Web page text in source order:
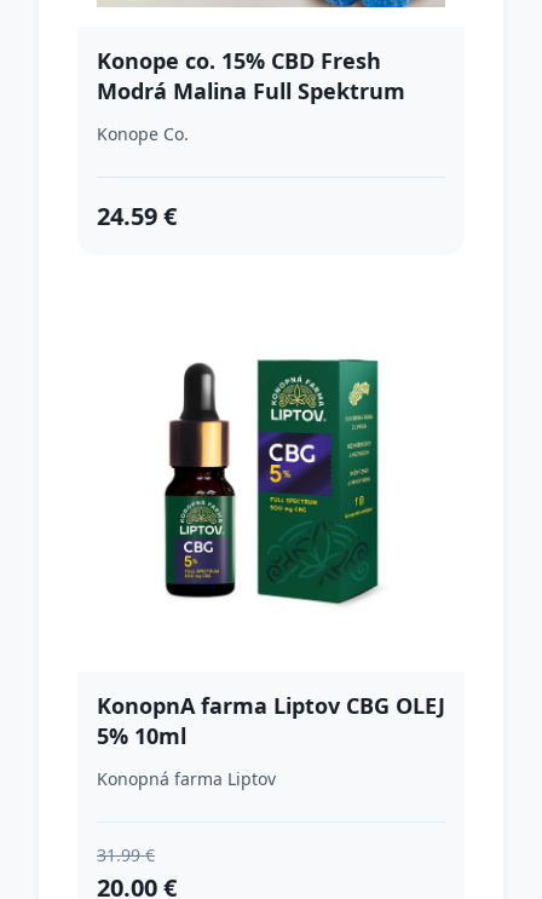
Konope co. 15% CBD Fresh
Modrá Malina Full Spektrum
1500mg
Konope Co.
24.59 €
KonopnA farma Liptov CBG OLEJ
5% 10ml
Konopná farma Liptov
31.99 €
20.00 €